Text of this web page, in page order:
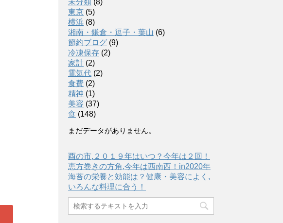
未分類 (8)
東京 (5)
横浜 (8)
湘南・鎌倉・逗子・葉山 (6)
節約ブログ (9)
冷凍保存 (2)
家計 (2)
電気代 (2)
食費 (2)
精神 (1)
美容 (37)
食 (148)
まだデータがありません。
酉の市,２０１９年はいつ？今年は２回！
恵方巻きの方角,今年は西南西！in2020年
海苔の栄養と効能は？健康・美容によく,
いろんな料理に合う！